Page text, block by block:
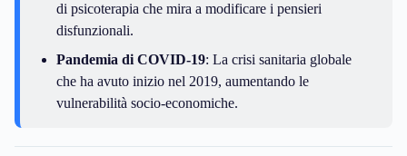
di psicoterapia che mira a modificare i pensieri
disfunzionali.
Pandemia di COVID-19: La crisi sanitaria globale
che ha avuto inizio nel 2019, aumentando le
vulnerabilità socio-economiche.